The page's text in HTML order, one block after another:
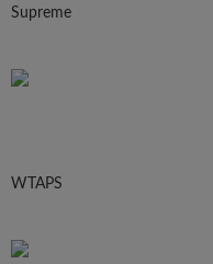
Supreme
WTAPS